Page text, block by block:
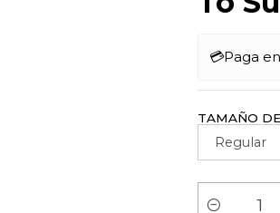
💳Paga en
TAMAÑO
Regular